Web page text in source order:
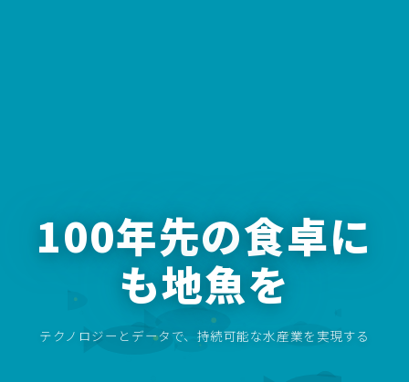
100年先の食卓に
も地魚を
テクノロジーとデータで、持続可能な水産業を実現する